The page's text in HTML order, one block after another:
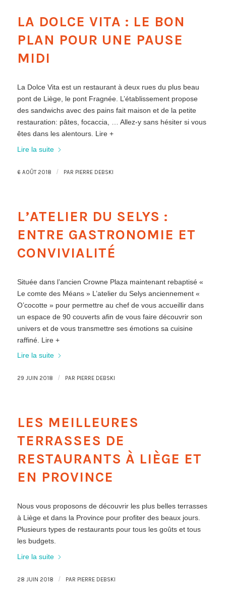
LA DOLCE VITA : LE BON
PLAN POUR UNE PAUSE
MIDI
La Dolce Vita est un restaurant à deux rues du plus beau
pont de Liège, le pont Fragnée. L’établissement propose
des sandwichs avec des pains fait maison et de la petite
restauration: pâtes, focaccia, … Allez-y sans hésiter si vous
êtes dans les alentours. Lire +
Lire la suite
6 AOÛT 2018 / PAR PIERRE DEBSKI
L’ATELIER DU SELYS :
ENTRE GASTRONOMIE ET
CONVIVIALITÉ
Située dans l’ancien Crowne Plaza maintenant rebaptisé «
Le comte des Méans » L’atelier du Selys anciennement «
O’cocotte » pour permettre au chef de vous accueillir dans
un espace de 90 couverts afin de vous faire découvrir son
univers et de vous transmettre ses émotions sa cuisine
raffiné. Lire +
Lire la suite
29 JUIN 2018 / PAR PIERRE DEBSKI
LES MEILLEURES
TERRASSES DE
RESTAURANTS À LIÈGE ET
EN PROVINCE
Nous vous proposons de découvrir les plus belles terrasses
à Liège et dans la Province pour profiter des beaux jours.
Plusieurs types de restaurants pour tous les goûts et tous
les budgets.
Lire la suite
28 JUIN 2018 / PAR PIERRE DEBSKI